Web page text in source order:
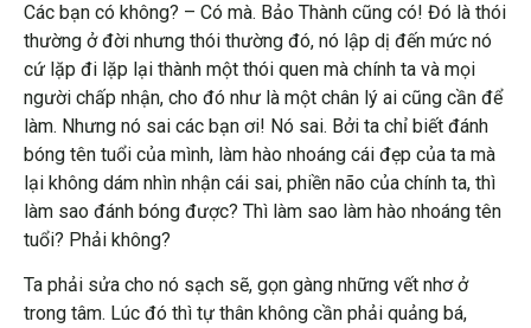
Các bạn có không? – Có mà. Bảo Thành cũng có! Đó là thói
thường ở đời nhưng thói thường đó, nó lập dị đến mức nó
cứ lặp đi lặp lại thành một thói quen mà chính ta và mọi
người chấp nhận, cho đó như là một chân lý ai cũng cần để
làm. Nhưng nó sai các bạn ơi! Nó sai. Bởi ta chỉ biết đánh
bóng tên tuổi của mình, làm hào nhoáng cái đẹp của ta mà
lại không dám nhìn nhận cái sai, phiền não của chính ta, thì
làm sao đánh bóng được? Thì làm sao làm hào nhoáng tên
tuổi? Phải không?
Ta phải sửa cho nó sạch sẽ, gọn gàng những vết nhơ ở
trong tâm. Lúc đó thì tự thân không cần phải quảng bá,